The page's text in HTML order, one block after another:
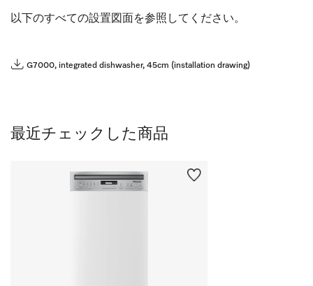
以下のすべての設置図面を参照してください。
G7000, integrated dishwasher, 45cm (installation drawing)
最近チェックした商品